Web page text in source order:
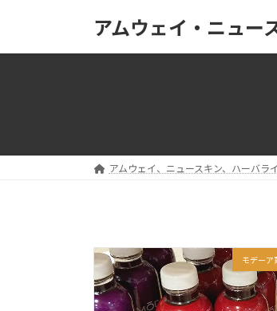
アムウェイ・ニュー
アムウェイ、ニュースキン、ハーバ
モデーア